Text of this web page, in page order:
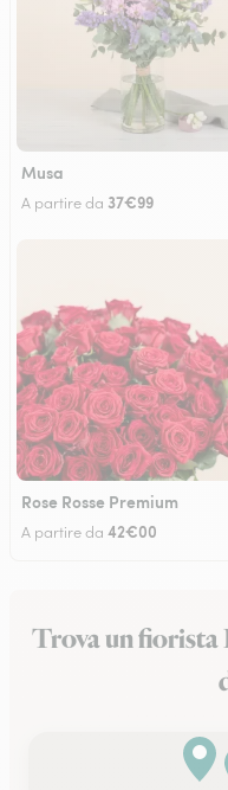
Musa
A partire da 37€99
Rose Rosse Premium
A partire da 42€00
Trova un fiorista